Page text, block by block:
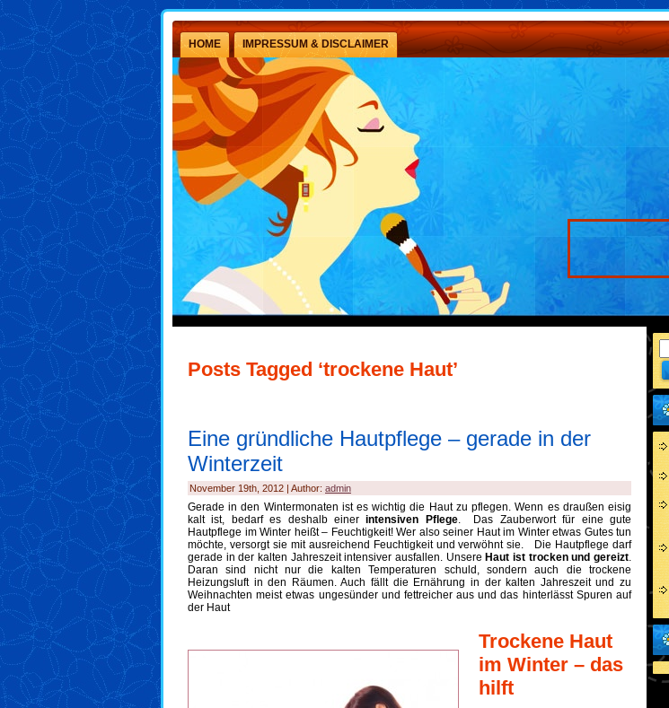
HOME IMPRESSUM & DISCLAIMER
Posts Tagged ‘trockene Haut’
Eine gründliche Hautpflege – gerade in der
Winterzeit
November 19th, 2012 | Author: admin
Gerade in den Wintermonaten ist es wichtig die Haut zu pflegen. Wenn es draußen eisig
kalt ist, bedarf es deshalb einerintensiven Pflege. Das Zauberwort für eine gute
Hautpflege im Winter heißt – Feuchtigkeit! Wer also seiner Haut im Winter etwas Gutes tun
möchte, versorgt sie mit ausreichend Feuchtigkeit und verwöhnt sie. Die Hautpflege darf
gerade in der kalten Jahreszeit intensiver ausfallen. Unsere Haut ist trocken und gereizt.
Daran sind nicht nur die kalten Temperaturen schuld, sondern auch die trockene
Heizungsluft in den Räumen. Auch fällt die Ernährung in der kalten Jahreszeit und zu
Weihnachten meist etwas ungesünder und fettreicher aus und das hinterlässt Spuren auf
der Haut
Trockene Haut
im Winter – das
hilft